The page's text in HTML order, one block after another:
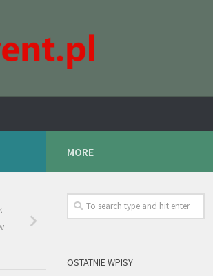
MORE
OSTATNIE WPISY